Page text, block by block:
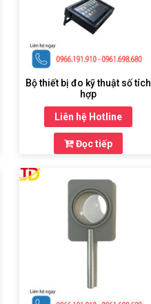
Bộ thiết bị đo kỹ thuật số tích
hợp
Liên hệ Hotline
Đọc tiếp